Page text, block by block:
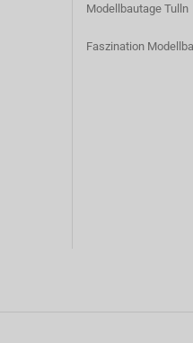
Modellbautage Tulln
Faszination